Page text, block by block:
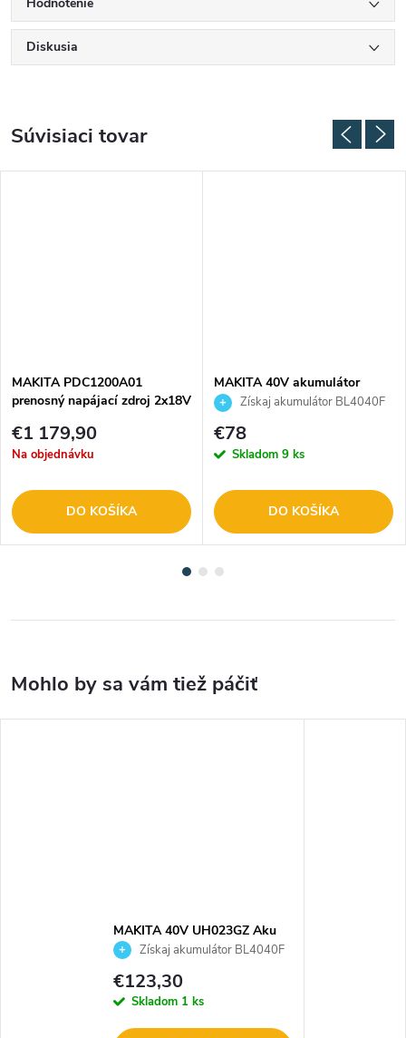
Hodnotenie
Diskusia
Súvisiaci tovar
MAKITA PDC1200A01
prenosný napájací zdroj 2x18V
€1 179,90
Na objednávku
DO KOŠÍKA
MAKITA 40V akumulátor
BL4020 2,0Ah 191L29-0
Získaj akumulátor BL4040F
ZADARMO
€78
Skladom 9 ks
DO KOŠÍKA
MAKITA 40V UH023GZ Aku
plotostrih, nožnice na živý plot
Získaj akumulátor BL4040F
€123,30
Skladom 1 ks